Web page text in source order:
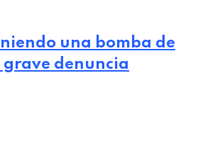
una bomba de
grave denuncia